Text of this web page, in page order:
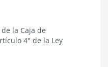
la Caja de
4° de la Ley